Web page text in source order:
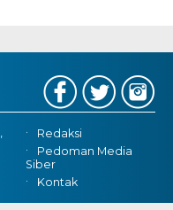
Redaksi
Pedoman Media
Siber
Kontak